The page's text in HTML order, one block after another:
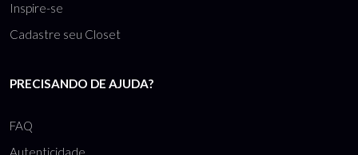
Inspire-se
Cadastre seu Closet
PRECISANDO DE AJUDA?
FAQ